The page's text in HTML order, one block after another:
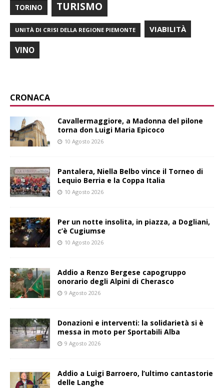
TORINO TURISMO
UNITÀ DI CRISI DELLA REGIONE PIEMONTE VIABILITÀ
VINO
CRONACA
Cavallermaggiore, a Madonna del pilone
torna don Luigi Maria Epicoco
10 Agosto 2026
Pantalera, Niella Belbo vince il Torneo di
Lequio Berria e la Coppa Italia
10 Agosto 2026
Per un notte insolita, in piazza, a Dogliani,
c’è Cugiumse
10 Agosto 2026
Addio a Renzo Bergese capogruppo
onorario degli Alpini di Cherasco
9 Agosto 2026
Donazioni e interventi: la solidarietà si è
messa in moto per Sportabili Alba
9 Agosto 2026
Addio a Luigi Barroero, l’ultimo cantastorie
delle Langhe